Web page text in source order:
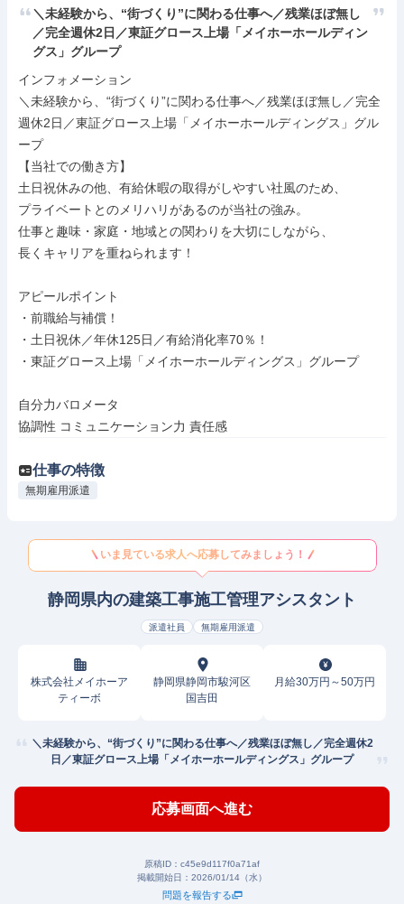
＼未経験から、“街づくり”に関わる仕事へ／残業ほぼ無し
／完全週休2日／東証グロース上場「メイホーホールディン
グス」グループ
インフォメーション
＼未経験から、“街づくり”に関わる仕事へ／残業ほぼ無し／完全
週休2日／東証グロース上場「メイホーホールディングス」グル
ープ
【当社での働き方】
土日祝休みの他、有給休暇の取得がしやすい社風のため、
プライベートとのメリハリがあるのが当社の強み。
仕事と趣味・家庭・地域との関わりを大切にしながら、
長くキャリアを重ねられます！
アピールポイント
・前職給与補償！
・土日祝休／年休125日／有給消化率70％！
・東証グロース上場「メイホーホールディングス」グループ
自分力バロメータ
協調性 コミュニケーション力 責任感
仕事の特徴
無期雇用派遣
いま見ている求人へ応募してみましょう！
静岡県内の建築工事施工管理アシスタント
派遣社員 無期雇用派遣
株式会社メイホーア
ティーボ
静岡県静岡市駿河区
国吉田
月給30万円～50万円
＼未経験から、“街づくり”に関わる仕事へ／残業ほぼ無し／完全週休2
日／東証グロース上場「メイホーホールディングス」グループ
応募画面へ進む
原稿ID： c45e9d117f0a71af
掲載開始日： 2026/01/14（水）
問題を報告する